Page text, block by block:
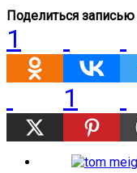
Поделиться записью
1
1